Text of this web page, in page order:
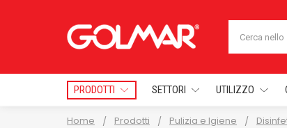
PRODOTTI SETTORI UTILIZZO
Home Prodotti Pulizia e Igiene